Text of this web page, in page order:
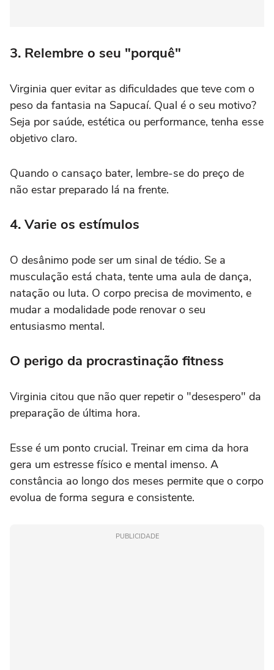
3. Relembre o seu "porquê"
Virginia quer evitar as dificuldades que teve com o
peso da fantasia na Sapucaí. Qual é o seu motivo?
Seja por saúde, estética ou performance, tenha esse
objetivo claro.
Quando o cansaço bater, lembre-se do preço de
não estar preparado lá na frente.
4. Varie os estímulos
O desânimo pode ser um sinal de tédio. Se a
musculação está chata, tente uma aula de dança,
natação ou luta. O corpo precisa de movimento, e
mudar a modalidade pode renovar o seu
entusiasmo mental.
O perigo da procrastinação fitness
Virginia citou que não quer repetir o "desespero" da
preparação de última hora.
Esse é um ponto crucial. Treinar em cima da hora
gera um estresse físico e mental imenso. A
constância ao longo dos meses permite que o corpo
evolua de forma segura e consistente.
PUBLICIDADE